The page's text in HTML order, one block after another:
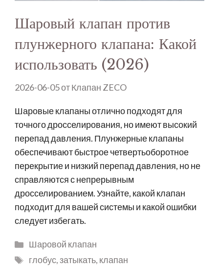
Шаровый клапан против
плунжерного клапана: Какой
использовать (2026)
2026-06-05отКлапан ZECO
Шаровые клапаны отлично подходят для
точного дросселирования, но имеют высокий
перепад давления. Плунжерные клапаны
обеспечивают быстрое четвертьоборотное
перекрытие и низкий перепад давления, но не
справляются с непрерывным
дросселированием. Узнайте, какой клапан
подходит для вашей системы и какой ошибки
следует избегать.
Шаровой клапан
глобус,затыкать, клапан